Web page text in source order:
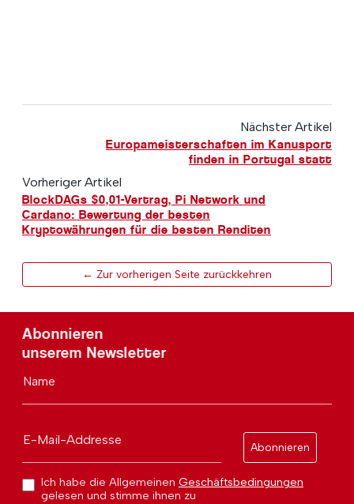
Nächster Artikel
Europameisterschaften im Kanusport
finden in Portugal statt
Vorheriger Artikel
BlockDAGs $0,01-Vertrag, Pi Network und
Cardano: Bewertung der besten
Kryptowährungen für die besten Renditen
← Zur vorherigen Seite zurückkehren
Abonnieren
unserem Newsletter
Name
E-Mail-Addresse
Abonnieren
Ich habe die Allgemeinen Geschäftsbedingungen
gelesen und stimme ihnen zu